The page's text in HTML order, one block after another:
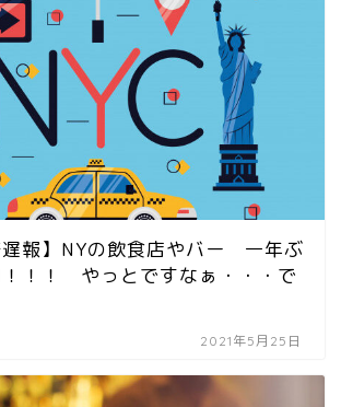
遅報】NYの飲食店やバー 一年ぶ
！！！ やっとですなぁ・・・で
2021年5月25日